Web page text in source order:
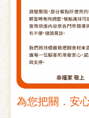
為您把關．安